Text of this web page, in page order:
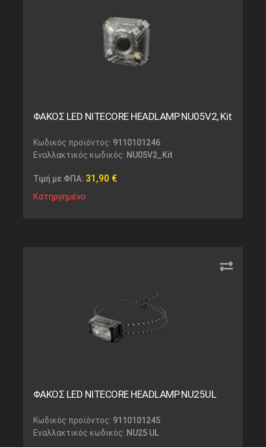
ΦΑΚΟΣ LED NITECORE HEADLAMP NU05V2, Kit
Κωδικός προϊόντος: 9110101246
Εναλλακτικός κωδικός: NU05V2_Kit
Τιμή με ΦΠΑ: 31,90 €
Κατηργημένο
ΦΑΚΟΣ LED NITECORE HEADLAMP NU25UL
Κωδικός προϊόντος: 9110101245
Εναλλακτικός κωδικός: NU25 UL